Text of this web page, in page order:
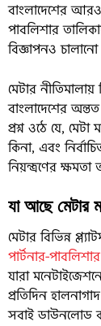
বাংলাদেশের
পাবলিশার
বিজ্ঞাপনও
মেটার নীতিমালায়
বাংলাদেশের
প্রশ্ন ওঠে যে,
কিনা, এবং
নিয়ন্ত্রণের ক্ষমতা
যা আছে মেটার
মেটার বিভিন্ন
পার্টনার-
যারা
প্রতিদিন
সবাই ডাউনলোড